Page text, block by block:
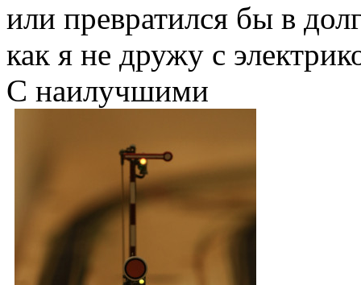
или превратился бы в
как я не дружу с
С наилучшими